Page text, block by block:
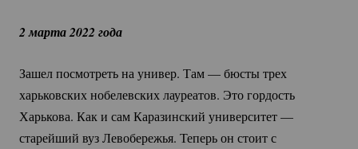
2 марта 2022 года
Зашел посмотреть на универ. Там — бюсты трех
харьковских нобелевских лауреатов. Это гордость
Харькова. Как и сам Каразинский университет —
старейший вуз Левобережья. Теперь он стоит с